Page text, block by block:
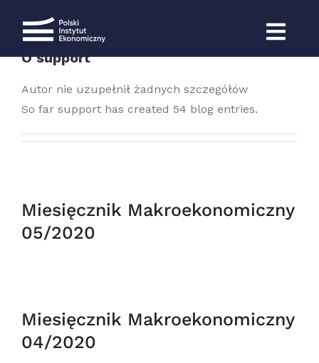
Osupport
Autor nie uzupełnił żadnych szczegółów
So far support has created 54 blog entries.
Miesięcznik Makroekonomiczny
05/2020
Miesięcznik Makroekonomiczny
04/2020